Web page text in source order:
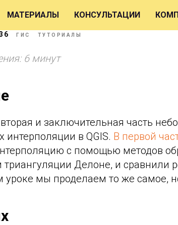
МАТЕРИАЛЫ КОНСУЛЬТАЦИИ
в QGIS,
ГИС ТУТОРИАЛЫ
6 минут
и заключительная часть
в QGIS. В первой
с помощью методов
триангуляции Делоне, и сравнили
уроке мы проделаем то же самое,